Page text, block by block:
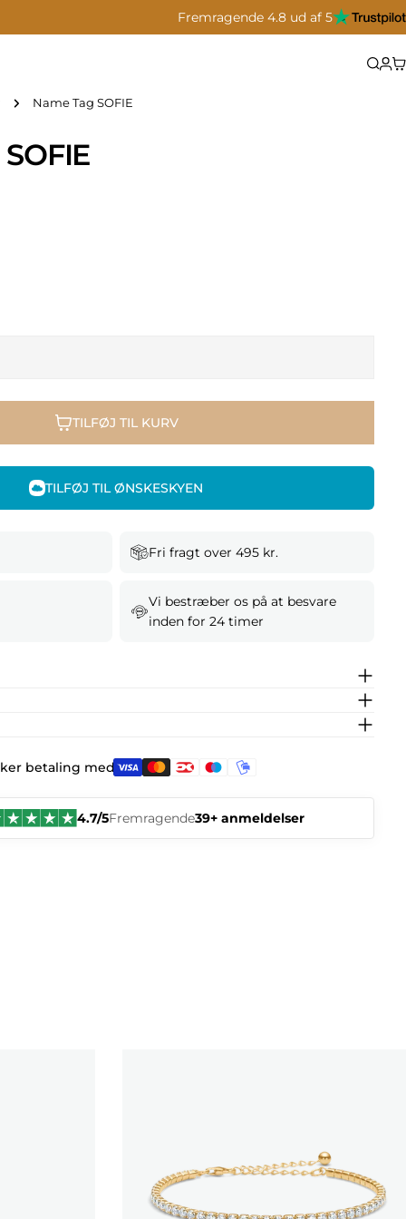
Fremragende 4.8 ud af 5
Name Tag SOFIE
TILFØJ TIL KURV
TILFØJ TIL ØNSKESKYEN
Fri fragt over 495 kr.
Vi bestræber os på at besvare
inden for 24 timer
betaling med:
4.7/5Fremragende39+ anmeldelser